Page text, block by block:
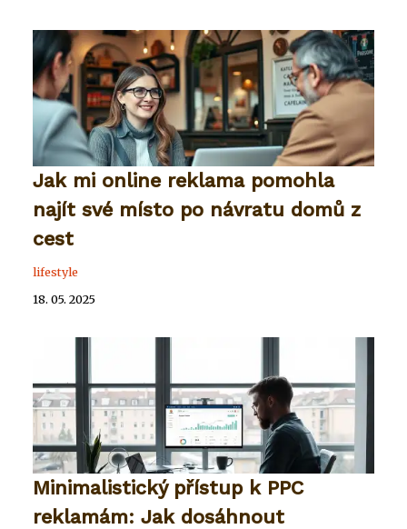
Jak mi online reklama pomohla
najít své místo po návratu domů z
cest
lifestyle
18. 05. 2025
Minimalistický přístup k PPC
reklamám: Jak dosáhnout